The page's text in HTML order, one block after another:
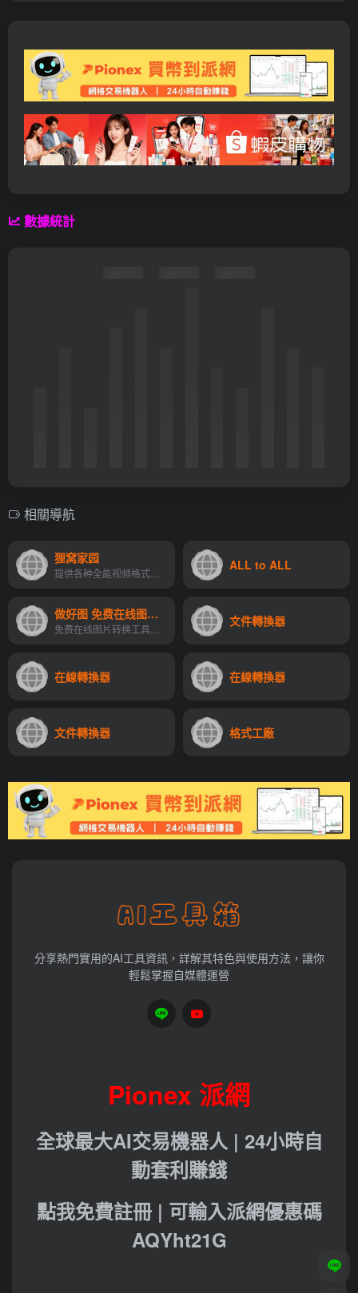
數據統計
相關導航
狸窝家园 ALL to ALL
做好图 免费在线图片转换 文件轉換器
在線轉換器 在線轉換器
文件轉換器 格式工廠
分享熱門實用的AI工具資訊，詳解其特色與使用方法，讓你
輕鬆掌握自媒體運營
Pionex 派網
全球最大AI交易機器人 | 24小時自
動套利賺錢
點我免費註冊 | 可輸入派網優惠碼
AQYht21G